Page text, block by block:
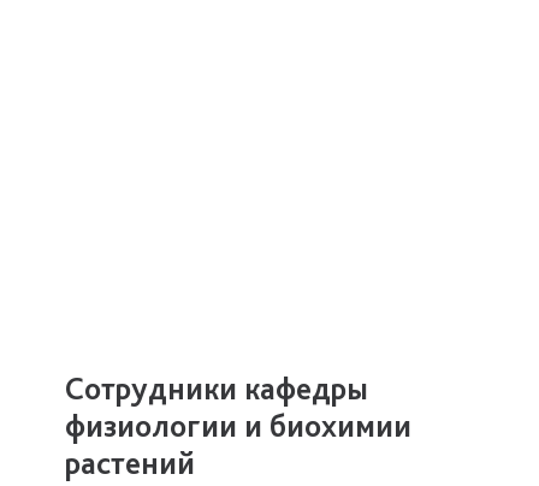
Сотрудники кафедры
физиологии и биохимии
растений